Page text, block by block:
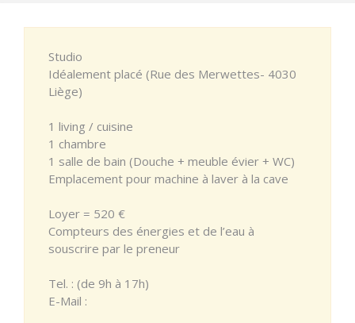
Studio
Idéalement placé (Rue des Merwettes- 4030
Liège)
1 living / cuisine
1 chambre
1 salle de bain (Douche + meuble évier + WC)
Emplacement pour machine à laver à la cave
Loyer = 520 €
Compteurs des énergies et de l’eau à
souscrire par le preneur
Tel. : (de 9h à 17h)
E-Mail :